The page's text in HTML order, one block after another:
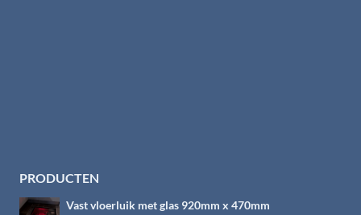
PRODUCTEN
Vast vloerluik met glas 920mm x 470mm